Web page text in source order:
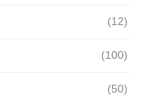
(12)
(100)
(50)